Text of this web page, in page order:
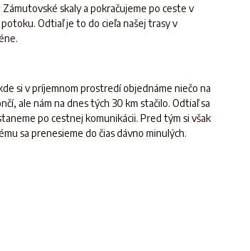
skaly a pokračujeme po ceste v
Odtiaľ je to do cieľa našej trasy v
si v príjemnom prostredí objednáme niečo na
ale nám na dnes tých 30 km stačilo. Odtiaľ sa
po cestnej komunikácii. Pred tým si však
sa prenesieme do čias dávno minulých.